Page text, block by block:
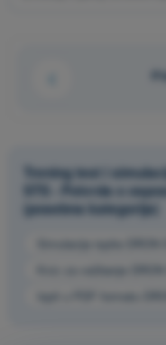
Trening test i
STS - Potvrda o
(posebna kategorija)
Simulacija ispita DRON
Kviz za vežbanje
Ispit u PDF formatu